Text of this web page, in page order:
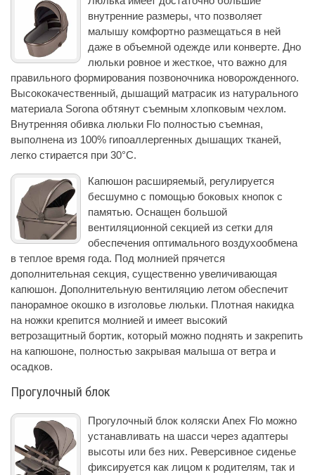
внутренние размеры, что позволяет
малышу комфортно размещаться в ней
даже в объемной одежде или конверте. Дно
люльки ровное и жесткое, что важно для
правильного формирования позвоночника новорожденного.
Высококачественный, дышащий матрасик из натурального
материала Sorona обтянут съемным хлопковым чехлом.
Внутренняя обивка люльки Flo полностью съемная,
выполнена из 100% гипоаллергенных дышащих тканей,
легко стирается при 30°C.
Капюшон расширяемый, регулируется
бесшумно с помощью боковых кнопок с
памятью. Оснащен большой
вентиляционной секцией из сетки для
обеспечения оптимального воздухообмена
в теплое время года. Под молнией прячется
дополнительная секция, существенно увеличивающая
капюшон. Дополнительную вентиляцию летом обеспечит
панорамное окошко в изголовье люльки. Плотная накидка
на ножки крепится молнией и имеет высокий
ветрозащитный бортик, который можно поднять и закрепить
на капюшоне, полностью закрывая малыша от ветра и
осадков.
Прогулочный блок
Прогулочный блок коляски Anex Flo можно
устанавливать на шасси через адаптеры
высоты или без них. Реверсивное сиденье
фиксируется как лицом к родителям, так и